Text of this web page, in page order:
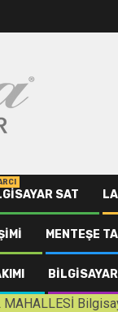
SAT
MENTEŞE
MAHALLESİ